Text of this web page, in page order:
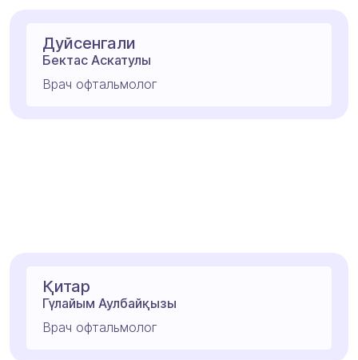
Дуйсенгали
Бектас Аскатулы
Врач офтальмолог
Қитар
Гүлайым Аулбайқызы
Врач офтальмолог